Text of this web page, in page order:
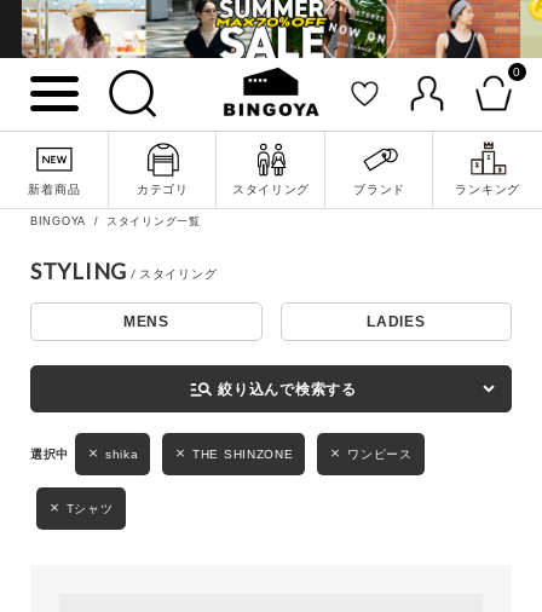
0
新着商品 カテゴリ スタイリング ブランド ランキング
詳細検索
キーワード
性別
MENS LADIES KIDS
BINGOYA スタイリング一覧
STYLING
MENS LADIES
manage_search 絞り込んで検索する
shika THE SHINZONE ワンピース
Tシャツ